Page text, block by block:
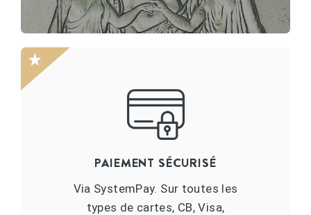
PAIEMENT SÉCURISÉ
Via SystemPay. Sur toutes les
types de cartes, CB, Visa,